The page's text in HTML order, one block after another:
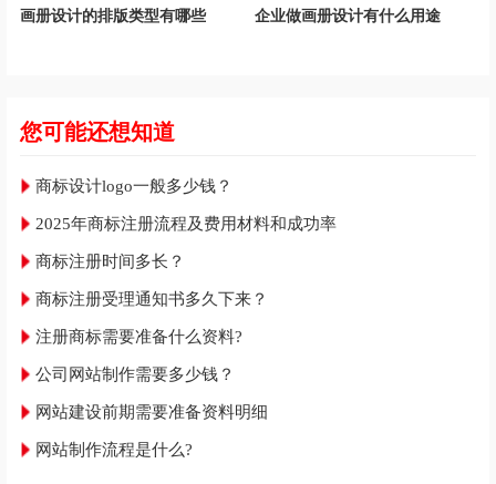
画册设计的排版类型有哪些 企业做画册设计有什么用途
您可能还想知道
商标设计logo一般多少钱？
2025年商标注册流程及费用材料和成功率
商标注册时间多长？
商标注册受理通知书多久下来？
注册商标需要准备什么资料?
公司网站制作需要多少钱？
网站建设前期需要准备资料明细
网站制作流程是什么?